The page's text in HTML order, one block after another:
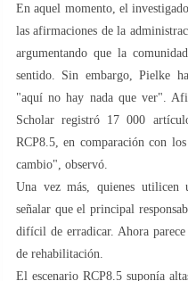
En aquel momento, el
las afirmaciones de la
argumentando que la
sentido. Sin embargo, Pielke
"aquí no hay nada que ver".
Scholar registró 17 000
RCP8.5, en comparación con
cambio", observó.
Una vez más, quienes utilicen
señalar que el principal
difícil de erradicar. Ahora
de rehabilitación.
El escenario RCP8.5 suponía